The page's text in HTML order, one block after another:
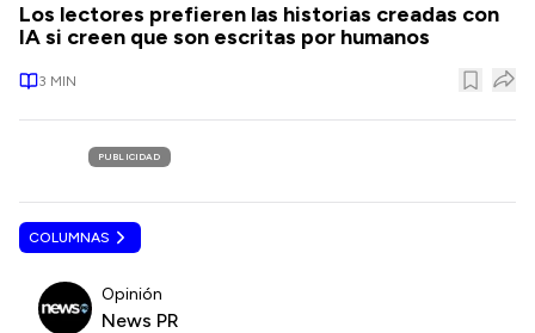
Los lectores prefieren las historias creadas con
IA si creen que son escritas por humanos
3 MIN
PUBLICIDAD
COLUMNAS
Opinión
News PR